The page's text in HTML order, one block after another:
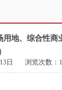
用地、综合性
日 浏览次数： 1